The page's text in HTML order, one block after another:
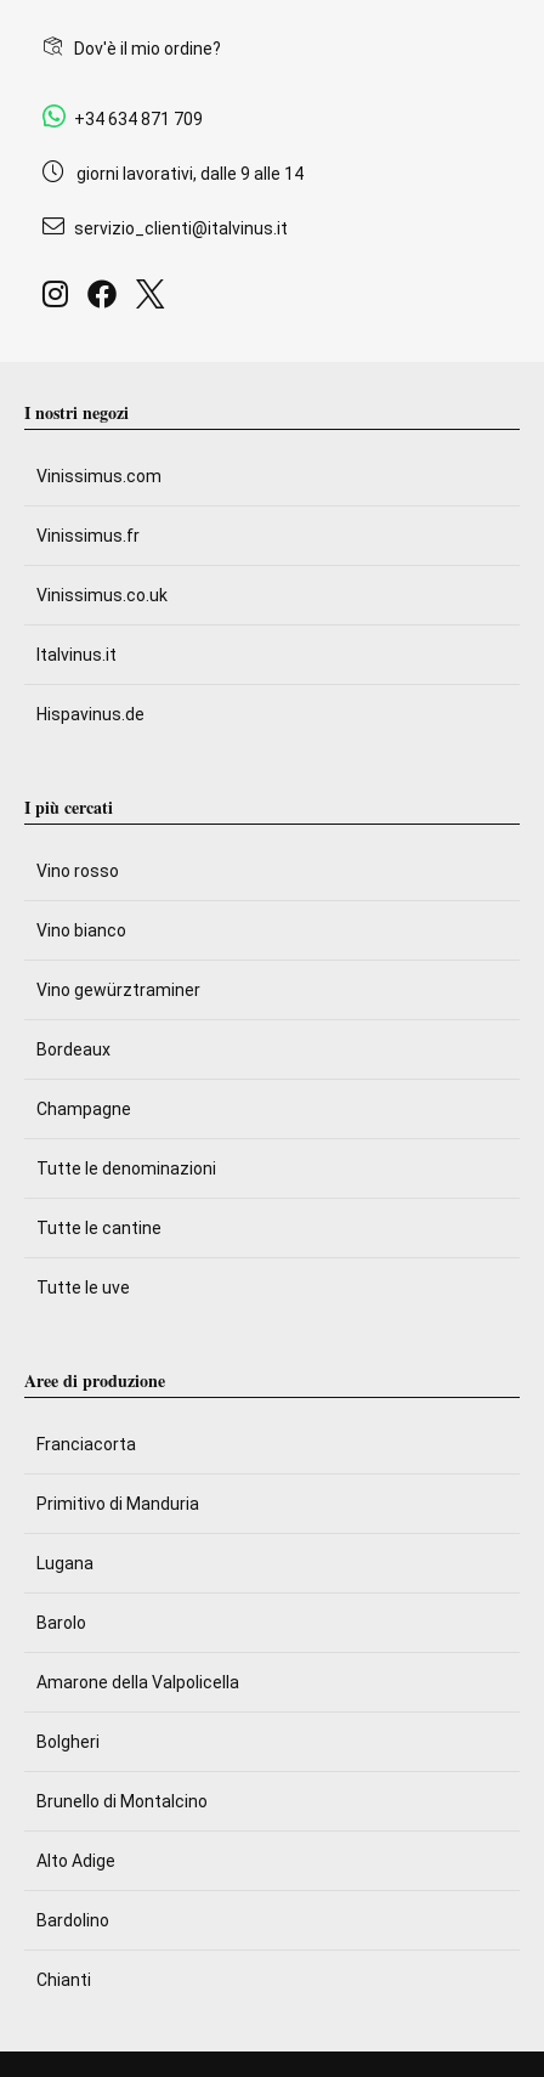
Dov'è il mio ordine?
+34 634 871 709
giorni lavorativi, dalle 9 alle 14
servizio_clienti@italvinus.it
I nostri negozi
Vinissimus.com
Vinissimus.fr
Vinissimus.co.uk
Italvinus.it
Hispavinus.de
I più cercati
Vino rosso
Vino bianco
Vino gewürztraminer
Bordeaux
Champagne
Tutte le denominazioni
Tutte le cantine
Tutte le uve
Aree di produzione
Franciacorta
Primitivo di Manduria
Lugana
Barolo
Amarone della Valpolicella
Bolgheri
Brunello di Montalcino
Alto Adige
Bardolino
Chianti